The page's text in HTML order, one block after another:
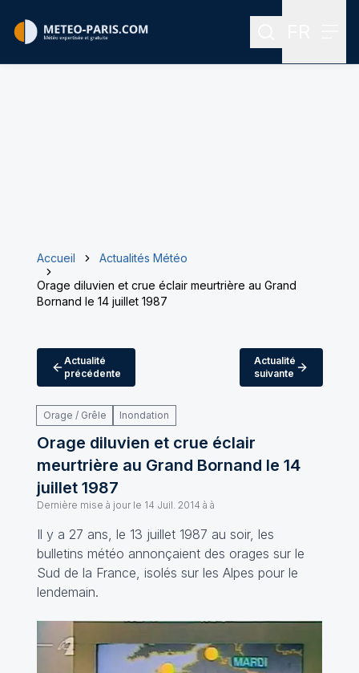
Rechercher
Accueil
Actualités Météo
Orage diluvien et crue éclair meurtrière au Grand
Bornand le 14 juillet 1987
Actualité
précédente
Actualité
suivante
Orage / Grêle Inondation
Orage diluvien et crue éclair
meurtrière au Grand Bornand le 14
juillet 1987
Dernière mise à jour le 14 Juil. 2014 à à
Il y a 27 ans, le 13 juillet 1987 au soir, les
bulletins météo annonçaient des orages sur le
Sud de la France, isolés sur les Alpes pour le
lendemain.